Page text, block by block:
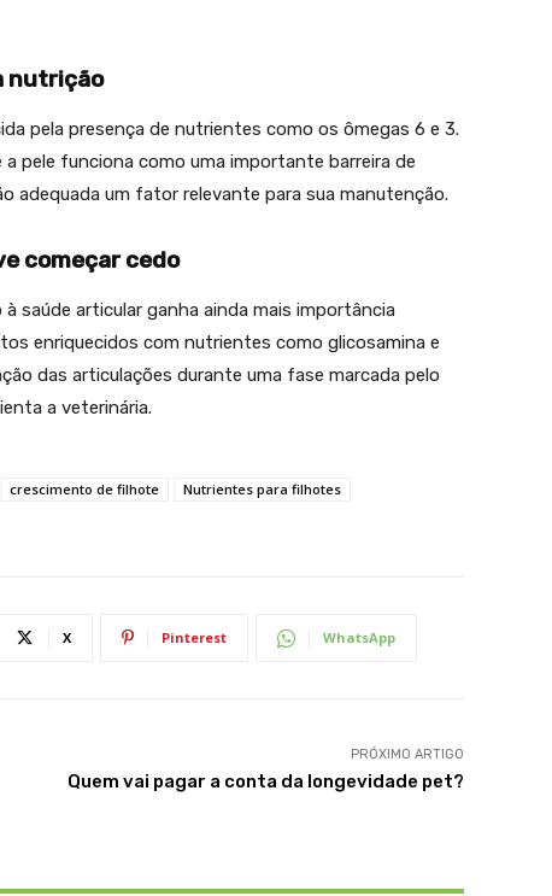
nutrição
pela presença de nutrientes como os ômegas 6 e 3.
pele funciona como uma importante barreira de
adequada um fator relevante para sua manutenção.
começar cedo
saúde articular ganha ainda mais importância
enriquecidos com nutrientes como glicosamina e
das articulações durante uma fase marcada pelo
a veterinária.
crescimento de filhote
Nutrientes para filhotes
X Pinterest WhatsApp
PRÓXIMO ARTIGO
Quem vai pagar a conta da longevidade pet?